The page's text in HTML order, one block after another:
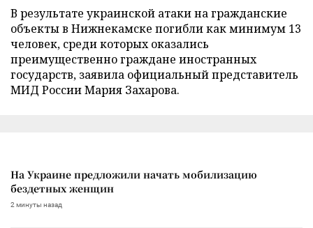
В результате украинской атаки на гражданские
объекты в Нижнекамске погибли как минимум 13
человек, среди которых оказались
преимущественно граждане иностранных
государств, заявила официальный представитель
МИД России Мария Захарова.
На Украине предложили начать мобилизацию
бездетных женщин
2 минуты назад